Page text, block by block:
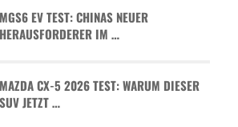
MGS6 EV TEST: CHINAS NEUER
HERAUSFORDERER IM …
MAZDA CX-5 2026 TEST: WARUM DIESER
SUV JETZT …